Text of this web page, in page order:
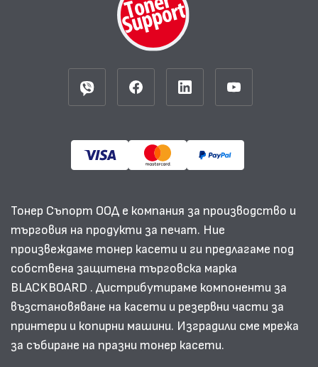
Тонер Съпорт ООД е компания за производство и
търговия на продукти за печат. Ние
произвеждаме тонер касети и ги предлагаме под
собствена защитена търговска марка
BLACKBOARD . Дистрибутираме компоненти за
възстановяване на касети и резервни части за
принтери и копирни машини. Изградили сме мрежа
за събиране на празни тонер касети.